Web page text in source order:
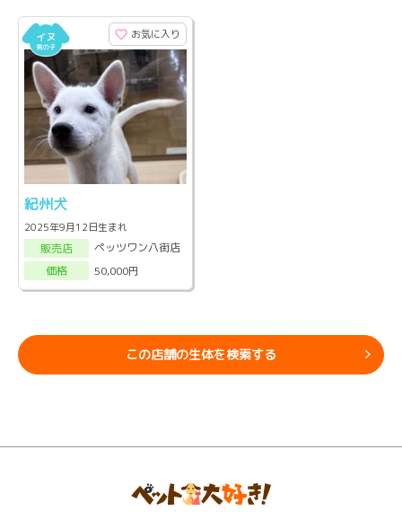
お気に入り
紀州犬
2025年9月12日生まれ
販売店
ペッツワン八街店
価格
50,000円
この店舗の生体を検索する